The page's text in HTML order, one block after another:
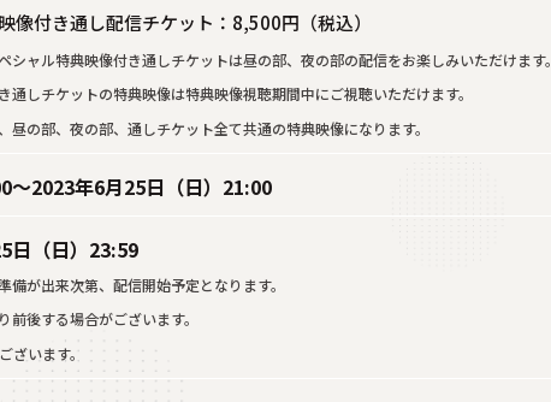
像付き通し配信チケット：8,500円（税込）
ャル特典映像付き通しチケットは昼の部、夜の部の配信をお楽しみいただけます。
しチケットの特典映像は特典映像視聴期間中にご視聴いただけます。
の部、夜の部、通しチケット全て共通の特典映像になります。
～2023年6月25日（日）21:00
日（日）23:59
が出来次第、配信開始予定となります。
後する場合がございます。
ざいます。